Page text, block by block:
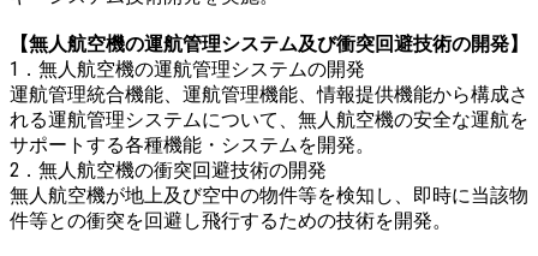
【無人航空機の運航管理システム及び衝突回避技術の開発】
1．無人航空機の運航管理システムの開発
運航管理統合機能、運航管理機能、情報提供機能から構成さ
れる運航管理システムについて、無人航空機の安全な運航を
サポートする各種機能・システムを開発。
2．無人航空機の衝突回避技術の開発
無人航空機が地上及び空中の物件等を検知し、即時に当該物
件等との衝突を回避し飛行するための技術を開発。